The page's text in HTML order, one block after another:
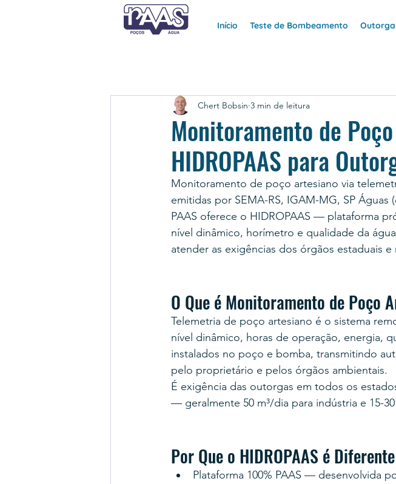
Início Teste de Bombeamento
Monitoramento de
HIDROPAAS para
Chert Bobsin 3 min de leitura
Monitoramento de poço artesiano via
emitidas por SEMA-RS, IGAM-MG, SP Águas
PAAS oferece o HIDROPAAS — plataforma
nível dinâmico, horímetro e qualidade da
atender as exigências dos órgãos estaduais
O Que é Monitoramento de Poço
Telemetria de poço artesiano é o sistema
nível dinâmico, horas de operação, energia,
instalados no poço e bomba, transmitindo
pelo proprietário e pelos órgãos ambientais.
É exigência das outorgas em todos os
— geralmente 50 m³/dia para indústria e 15-
Por Que o HIDROPAAS é Diferente
Plataforma 100% PAAS — desenvolvida